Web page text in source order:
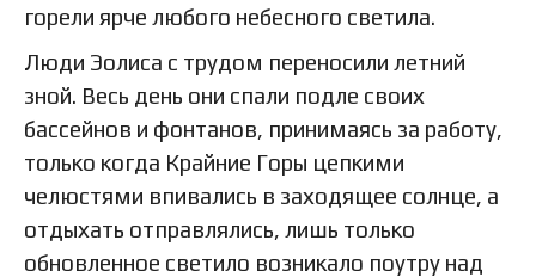
горели ярче любого небесного светила.
Люди Эолиса с трудом переносили летний
зной. Весь день они спали подле своих
бассейнов и фонтанов, принимаясь за работу,
только когда Крайние Горы цепкими
челюстями впивались в заходящее солнце, а
отдыхать отправлялись, лишь только
обновленное светило возникало поутру над